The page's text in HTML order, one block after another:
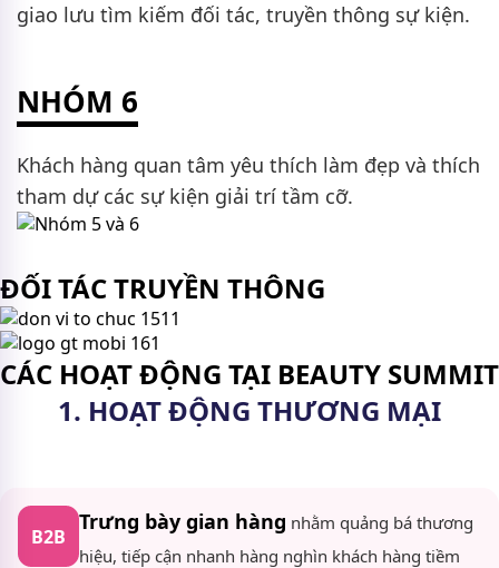
giao lưu tìm kiếm đối tác, truyền thông sự kiện.
NHÓM 6
Khách hàng quan tâm yêu thích làm đẹp và thích
tham dự các sự kiện giải trí tầm cỡ.
ĐỐI TÁC TRUYỀN THÔNG
CÁC HOẠT ĐỘNG TẠI BEAUTY SUMMIT
1. HOẠT ĐỘNG THƯƠNG MẠI
B2B
Trưng bày gian hàng nhằm quảng bá thương
hiệu, tiếp cận nhanh hàng nghìn khách hàng tiềm